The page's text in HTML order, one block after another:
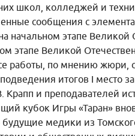
школ, колледжей и
сообщения с
начальном этапе Великой
этапе Великой
работы, по мнению жюри,
итогов I место
и преподавателей
кубок Игры «Таран»
будущие медики из